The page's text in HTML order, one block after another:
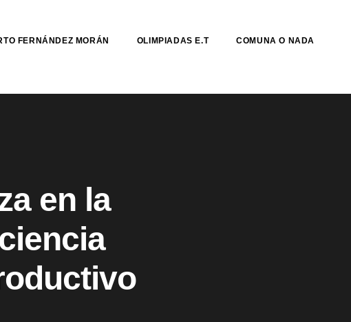
FERNÁNDEZ MORÁN OLIMPIADAS E.T COMUNA O NADA
en la